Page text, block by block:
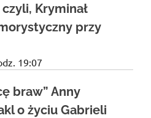
Kryminał
przy
19:07
braw” Anny
o życiu Gabrieli